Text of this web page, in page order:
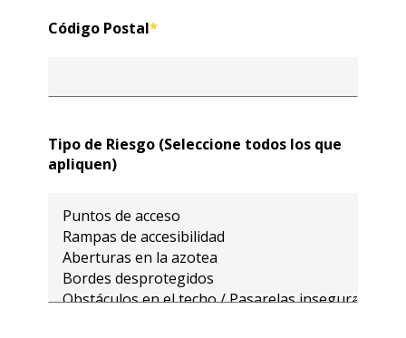
Código Postal*
Tipo de Riesgo (Seleccione todos los que
apliquen)